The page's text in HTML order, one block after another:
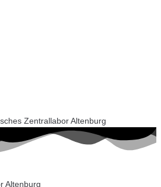
Zentrallabor Altenburg
Altenburg